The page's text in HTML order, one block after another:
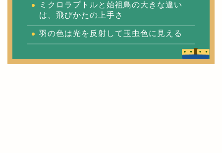
ミクロラプトルと始祖鳥の大きな違い
は、飛びかたの上手さ
羽の色は光を反射して玉虫色に見える